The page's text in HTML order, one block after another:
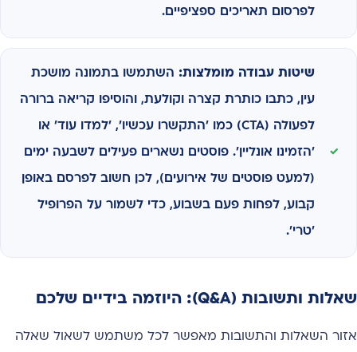
לפרסום תאריכים ספציפיים.
שיטות עבודה מומלצות: השתמשו בתמונה מושכת
עין, כתבו כותרת קצרה וקולעת, והוסיפו קריאה ברורה
לפעולה (CTA) כמו 'התקשרו עכשיו', 'למדו עוד' או
'הזמינו אונליין'. פוסטים נשארים פעילים לשבעה ימים
(למעט פוסטים של אירועים), לכן חשוב לפרסם באופן
קבוע, לפחות פעם בשבוע, כדי לשמור על הפרופיל
'טרי'.
שאלות ותשובות (Q&A): היוזמה בידיים שלכם
אזור השאלות והתשובות מאפשר לכל משתמש לשאול שאלה